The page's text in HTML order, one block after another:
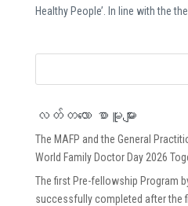
Healthy People’. In line with the
လတ်တ‌လော စာမူများ
The MAFP and the General
World Family Doctor Day 2026
The first Pre-fellowship Program
successfully completed after the